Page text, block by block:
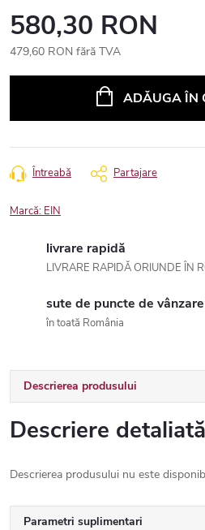
580,30 RON
479,60 RON fără TVA
ADĂUGA ÎN
Întreabă Partajare
Marcă: EIN
livrare rapidă
LIVRARE RAPIDĂ ORIUNDE ÎN
sute de puncte de
în toată România
Descrierea produsului
Descriere
Descrierea produsului nu este
Parametri suplimentari